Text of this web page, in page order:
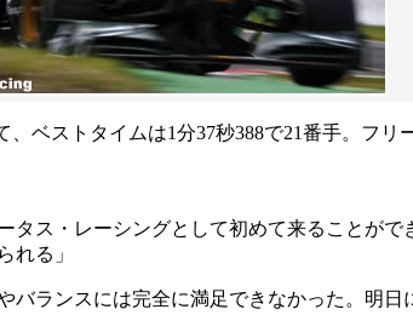
ベストタイムは1分37秒388で21番手。フ
タス・レーシングとして初めて来ることが
れる」
バランスには完全に満足できなかった。明